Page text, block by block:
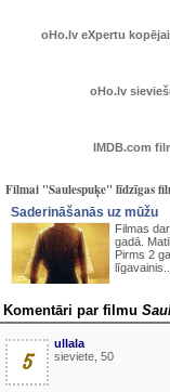
oHo.lv eXpertu
oHo.lv
IMDB.com
Filmai "Saulespuķe" līdzīgas
Saderināšanās uz mūžu
Filmas
gadā.
Pirms 2
līgavainis...
Komentāri par filmu
5
ullala
sieviete, 50